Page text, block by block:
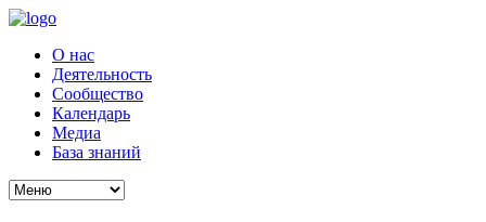
О нас
Деятельность
Сообщество
Календарь
Медиа
База знаний